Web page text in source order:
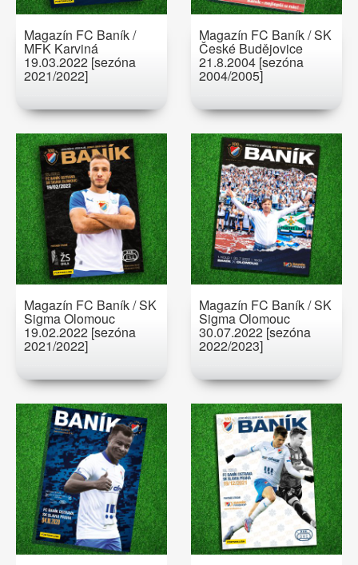
Magazín FC Baník /
MFK Karviná
19.03.2022 [sezóna
2021/2022]
Magazín FC Baník / SK
České Budějovice
21.8.2004 [sezóna
2004/2005]
Magazín FC Baník / SK
Sigma Olomouc
19.02.2022 [sezóna
2021/2022]
Magazín FC Baník / SK
Sigma Olomouc
30.07.2022 [sezóna
2022/2023]